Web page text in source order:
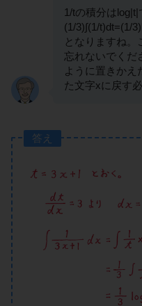
1/tの積分はlog|t|
(1/3)∫(1/t)dt=(1/
となりますね。
忘れないでくだ
ように置きかえ
た文字xに戻す
答え